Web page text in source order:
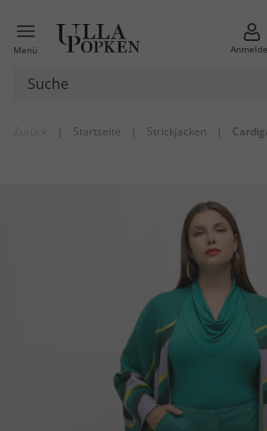
Menü
| Startseite | Strickjacken |